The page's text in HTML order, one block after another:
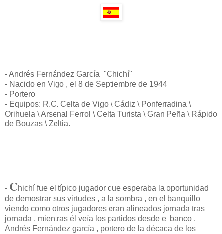
- Andrés Fernández García "Chichí"
- Nacido en Vigo , el 8 de Septiembre de 1944
- Portero
- Equipos: R.C. Celta de Vigo \ Cádiz \ Ponferradina \
Orihuela \ Arsenal Ferrol \ Celta Turista \ Gran Peña \ Rápido
de Bouzas \ Zeltia.
- Chichí fue el típico jugador que esperaba la oportunidad
de demostrar sus virtudes , a la sombra , en el banquillo
viendo como otros jugadores eran alineados jornada tras
jornada , mientras él veía los partidos desde el banco .
Andrés Fernández garcía , portero de la década de los